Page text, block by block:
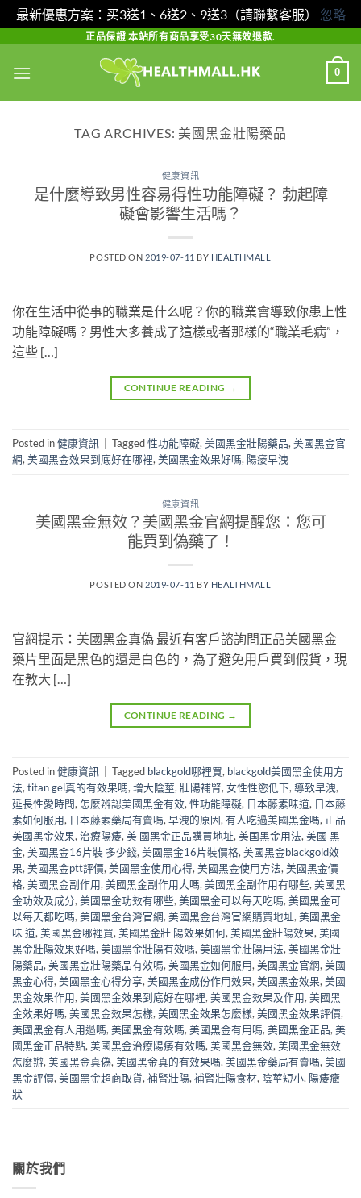
最新優惠方案：买3送1、6送2、9送3（請聯繫客服） 忽略
content
正品保證 本站所有商品享受30天無效退款.
0
TAG ARCHIVES: 美國黑金壯陽藥品
健康資訊
是什麼導致男性容易得性功能障礙？ 勃起障
礙會影響生活嗎？
POSTED ON 2019-07-11 BY HEALTHMALL
你在生活中從事的職業是什么呢？你的職業會導致你患上性
功能障礙嗎？男性大多養成了這樣或者那樣的“職業毛病”，
這些 […]
CONTINUE READING →
Posted in健康資訊 Tagged性功能障礙, 美國黑金壯陽藥品, 美國黑金官
網, 美國黑金效果到底好在哪裡, 美國黑金效果好嗎, 陽痿早洩
健康資訊
美國黑金無效？美國黑金官網提醒您：您可
能買到偽藥了！
POSTED ON 2019-07-11 BY HEALTHMALL
官網提示：美國黑金真偽 最近有客戶諮詢問正品美國黑金
藥片里面是黑色的還是白色的，為了避免用戶買到假貨，現
在教大 […]
CONTINUE READING →
Posted in健康資訊 Tagged blackgold哪裡買, blackgold美國黑金使用方
法, titan gel真的有效果嗎, 增大陰莖, 壯陽補腎, 女性性慾低下, 導致早洩,
延長性愛時間, 怎麼辨認美國黑金有效, 性功能障礙, 日本藤素味道, 日本藤
素如何服用, 日本藤素藥局有賣嗎, 早洩的原因, 有人吃過美國黑金嗎, 正品
美國黑金效果, 治療陽痿, 美 國黑金正品購買地址, 美国黑金用法, 美國 黑
金, 美國黑金16片裝 多少錢, 美國黑金16片裝價格, 美國黑金blackgold效
果, 美國黑金ptt評價, 美國黑金使用心得, 美國黑金使用方法, 美國黑金價
格, 美國黑金副作用, 美國黑金副作用大嗎, 美國黑金副作用有哪些, 美國黑
金功效及成分, 美國黑金功效有哪些, 美國黑金可以每天吃嗎, 美國黑金可
以每天都吃嗎, 美國黑金台灣官網, 美國黑金台灣官網購買地址, 美國黑金
味 道, 美國黑金哪裡買, 美國黑金壯 陽效果如何, 美國黑金壯陽效果, 美國
黑金壯陽效果好嗎, 美國黑金壯陽有效嗎, 美國黑金壯陽用法, 美國黑金壯
陽藥品, 美國黑金壯陽藥品有效嗎, 美國黑金如何服用, 美國黑金官網, 美國
黑金心得, 美國黑金心得分享, 美國黑金成份作用效果, 美國黑金效果, 美國
黑金效果作用, 美國黑金效果到底好在哪裡, 美國黑金效果及作用, 美國黑
金效果好嗎, 美國黑金效果怎樣, 美國黑金效果怎麼樣, 美國黑金效果評價,
美國黑金有人用過嗎, 美國黑金有效嗎, 美國黑金有用嗎, 美國黑金正品, 美
國黑金正品特點, 美國黑金治療陽痿有效嗎, 美國黑金無效, 美國黑金無效
怎麼辦, 美國黑金真偽, 美國黑金真的有效果嗎, 美國黑金藥局有賣嗎, 美國
黑金評價, 美國黑金超商取貨, 補腎壯陽, 補腎壯陽食材, 陰莖短小, 陽痿癥
狀
關於我們